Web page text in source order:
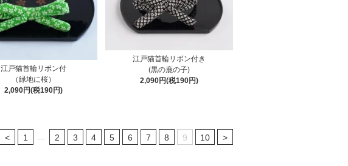
江戸猫首輪リボン付
（緑地に桜）
2,090円(税190円)
江戸猫首輪リボン付き
(黒の鹿の子)
2,090円(税190円)
< 1 2 3 4 5 6 7 8 9 10 >